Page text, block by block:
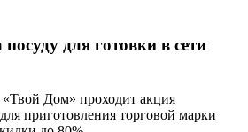
для готовки в сети
«Твой Дом» проходит акция
приготовления торговой марки